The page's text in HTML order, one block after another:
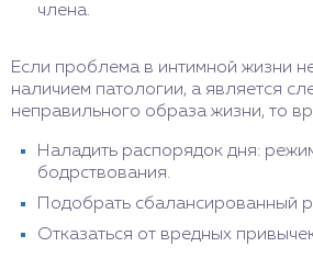
члена.
Если проблема в интимной жизни
наличием патологии, а является
неправильного образа жизни, то
Наладить распорядок дня:
бодрствования.
Подобрать сбалансированный
Отказаться от вредных